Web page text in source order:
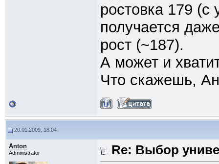
ростовка 179
получается
рост (~187).
А может и
Что скажешь,
20.01.2009, 18:04
Anton
Administrator Re: Выбор